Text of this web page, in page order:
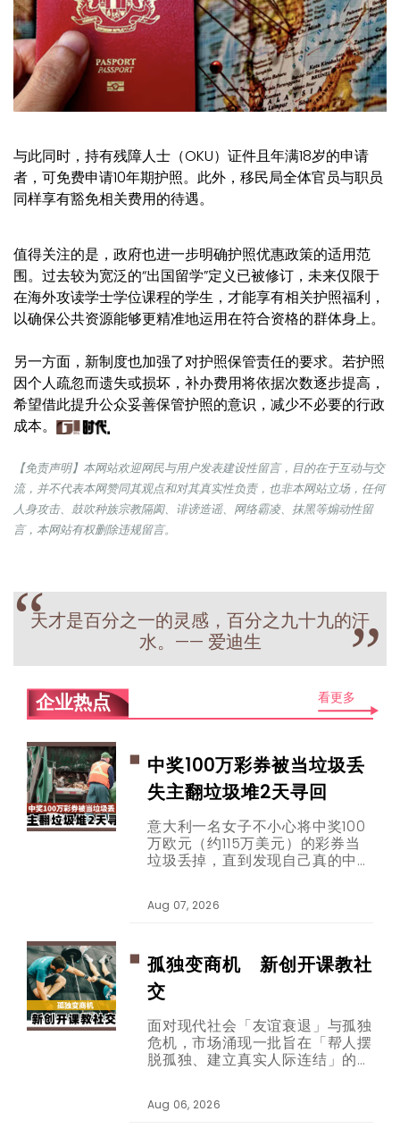
与此同时，持有残障人士（OKU）证件且年满18岁的申请
者，可免费申请10年期护照。此外，移民局全体官员与职员
同样享有豁免相关费用的待遇。
值得关注的是，政府也进一步明确护照优惠政策的适用范
围。过去较为宽泛的“出国留学”定义已被修订，未来仅限于
在海外攻读学士学位课程的学生，才能享有相关护照福利，
以确保公共资源能够更精准地运用在符合资格的群体身上。
另一方面，新制度也加强了对护照保管责任的要求。若护照
因个人疏忽而遗失或损坏，补办费用将依据次数逐步提高，
希望借此提升公众妥善保管护照的意识，减少不必要的行政
成本。
【免责声明】本网站欢迎网民与用户发表建设性留言，目的在于互动与交
流，并不代表本网赞同其观点和对其真实性负责，也非本网站立场，任何
人身攻击、鼓吹种族宗教隔阂、诽谤造谣、网络霸凌、抹黑等煽动性留
言，本网站有权删除违规留言。
“天才是百分之一的灵感，百分之九十九的汗
水。—— 爱迪生
”
企业热点 看更多
中奖100万彩券被当垃圾丢
失主翻垃圾堆2天寻回
意大利一名女子不小心将中奖100
万欧元（约115万美元）的彩券当
垃圾丢掉，直到发现自己真的中奖
张的彩券终于完整寻回，就连协寻
Aug 07, 2026
孤独变商机 新创开课教社
交
面对现代社会「友谊衰退」与孤独
危机，市场涌现一批旨在「帮人摆
脱孤独、建立真实人际连结」的新
害羞训练，到年费逾两千欧元的高
Aug 06, 2026